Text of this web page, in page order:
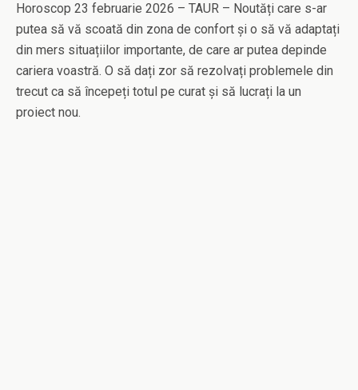
Horoscop 23 februarie 2026 – TAUR – Noutăți care s-ar
putea să vă scoată din zona de confort și o să vă adaptați
din mers situațiilor importante, de care ar putea depinde
cariera voastră. O să dați zor să rezolvați problemele din
trecut ca să începeți totul pe curat și să lucrați la un
proiect nou.